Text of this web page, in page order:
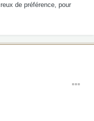
de préférence, pour